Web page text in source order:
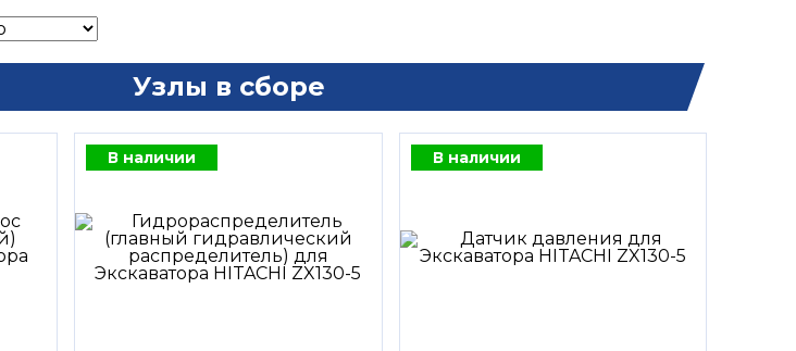
Узлы в сборе
В наличии В наличии